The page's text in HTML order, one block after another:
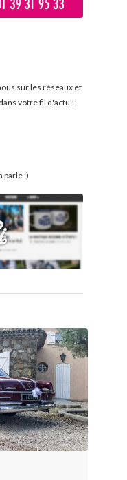
sur les réseaux et
votre fil d'actu !
parle ;)